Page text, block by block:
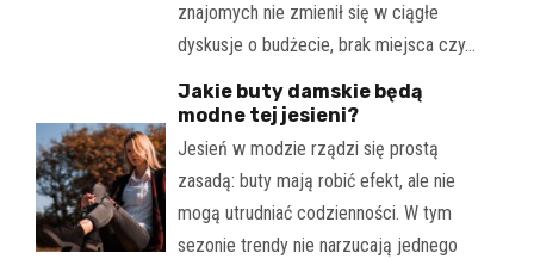
znajomych nie zmienił się w ciągłe
dyskusje o budżecie, brak miejsca czy…
Jakie buty damskie będą
modne tej jesieni?
Jesień w modzie rządzi się prostą
zasadą: buty mają robić efekt, ale nie
mogą utrudniać codzienności. W tym
sezonie trendy nie narzucają jednego